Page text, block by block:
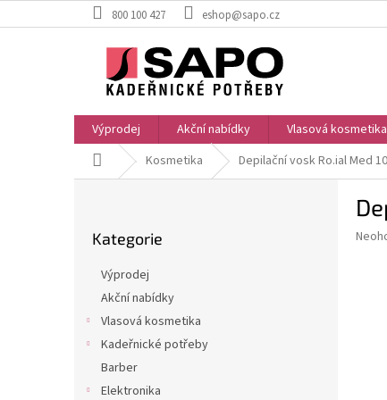
na
800 100 427 eshop@sapo.cz
Výprodej Akční nabídky Vlasová kosmetika
Domů Kosmetika Depilační vosk Ro.ial Med
kategorie
Kategorie
Výprodej
Akční nabídky
Vlasová kosmetika
Kadeřnické potřeby
Barber
Elektronika